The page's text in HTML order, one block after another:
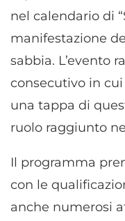
nel calendario di
manifestazione
sabbia. L’evento
consecutivo in
una tappa di
ruolo raggiunto
Il programma
con le
anche numerosi